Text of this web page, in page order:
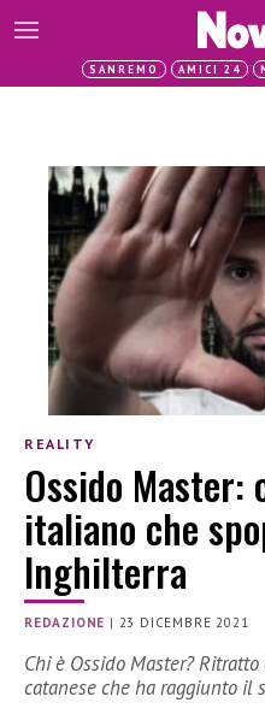
SANREMO AMICI 24
REALITY
Ossido
italiano che
Inghilterra
REDAZIONE | 23 DICEMBRE 2021
Chi è Ossido Master?
catanese che ha raggiunto il